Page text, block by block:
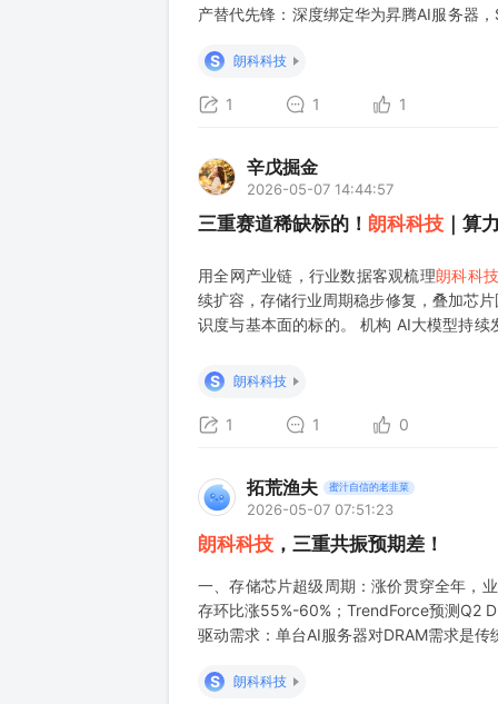
产替代先锋：深度绑定华为昇腾AI服务器
S
朗科科技
1 1 1
辛戊掘金
2026-05-07 14:44:57
三重赛道稀缺标的！ 朗科科技 ｜算
用全网产业链，行业数据客观梳理朗科科技
续扩容，存储行业周期稳步修复，叠加芯
识度与基本面的标的。 机构 AI大模型持
同时布局算力配套、主控芯片国产化业务
S 朗科科技
1 1 0
拓荒渔夫 蜜汁自信的老韭菜
2026-05-07 07:51:23
朗科科技 ，三重共振预期差！
一、存储芯片超级周期：涨价贯穿全年，
存环比涨55%-60%；TrendForce预测Q2
驱动需求：单台AI服务器对DRAM需求是
S
朗科科技